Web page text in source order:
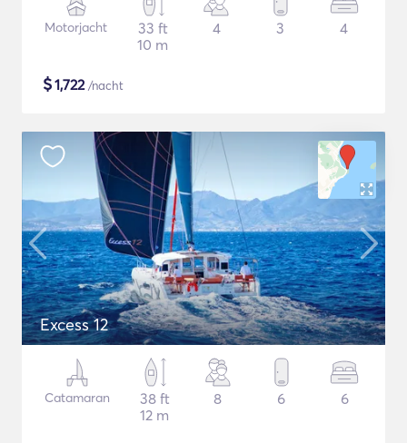
Motorjacht
33 ft
10 m
4 3 4
$1,722/nacht
Excess 12
Catamaran
38 ft
12 m
8 6 6